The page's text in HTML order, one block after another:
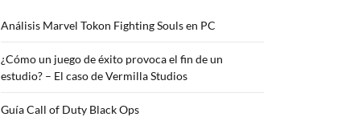
Análisis Marvel Tokon Fighting Souls en PC
¿Cómo un juego de éxito provoca el fin de un
estudio? – El caso de Vermilla Studios
Guía Call of Duty Black Ops